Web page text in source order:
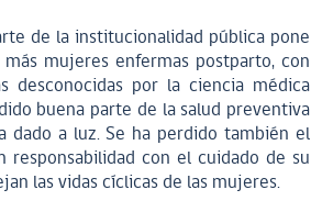
de la institucionalidad pública pone
mujeres enfermas postparto, con
desconocidas por la ciencia médica
buena parte de la salud preventiva
dado a luz. Se ha perdido también el
con el cuidado de su
las vidas cíclicas de las mujeres.